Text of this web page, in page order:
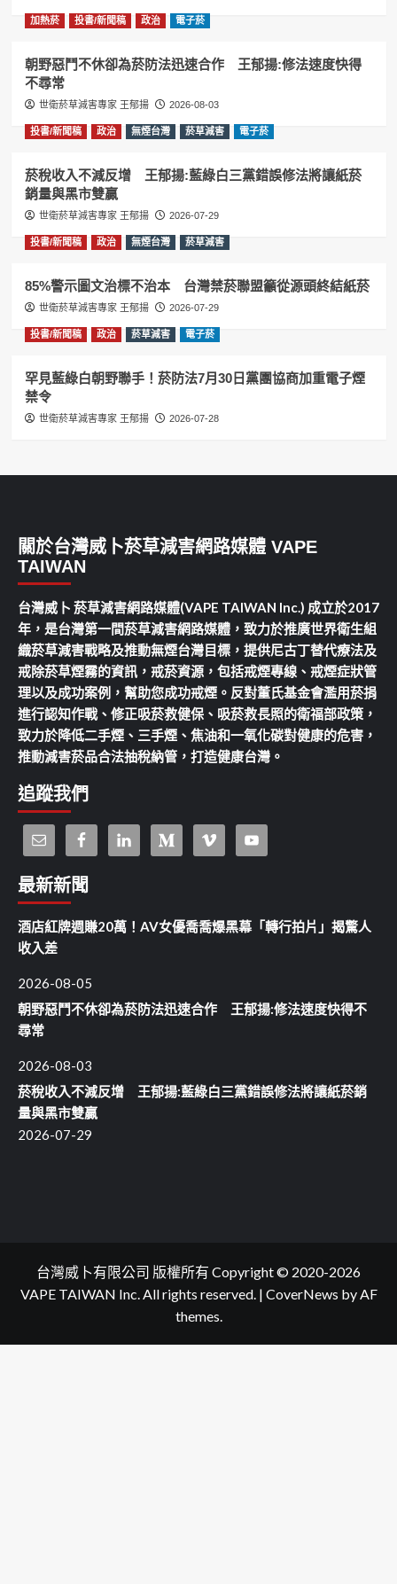
加熱菸 投書/新聞稿 政治 電子菸
朝野惡鬥不休卻為菸防法迅速合作 王郁揚:修法速度快得
不尋常
世衛菸草減害專家 王郁揚 2026-08-03
投書/新聞稿 政治 無煙台灣 菸草減害 電子菸
菸稅收入不減反增 王郁揚:藍綠白三黨錯誤修法將讓紙菸
銷量與黑市雙贏
世衛菸草減害專家 王郁揚 2026-07-29
投書/新聞稿 政治 無煙台灣 菸草減害
85%警示圖文治標不治本 台灣禁菸聯盟籲從源頭終結紙菸
世衛菸草減害專家 王郁揚 2026-07-29
投書/新聞稿 政治 菸草減害 電子菸
罕見藍綠白朝野聯手！菸防法7月30日黨團協商加重電子煙
禁令
世衛菸草減害專家 王郁揚 2026-07-28
關於台灣威卜菸草減害網路媒體 VAPE
TAIWAN
台灣威卜 菸草減害網路媒體(VAPE TAIWAN Inc.) 成立於2017
年，是台灣第一間菸草減害網路媒體，致力於推廣世界衛生組
織菸草減害戰略及推動無煙台灣目標，提供尼古丁替代療法及
戒除菸草煙霧的資訊，戒菸資源，包括戒煙專線、戒煙症狀管
理以及成功案例，幫助您成功戒煙。反對董氏基金會濫用菸捐
進行認知作戰、修正吸菸救健保、吸菸救長照的衛福部政策，
致力於降低二手煙、三手煙、焦油和一氧化碳對健康的危害，
推動減害菸品合法抽稅納管，打造健康台灣。
追蹤我們
最新新聞
酒店紅牌週賺20萬！AV女優喬喬爆黑幕「轉行拍片」揭驚人
收入差
2026-08-05
朝野惡鬥不休卻為菸防法迅速合作 王郁揚:修法速度快得不
尋常
2026-08-03
菸稅收入不減反增 王郁揚:藍綠白三黨錯誤修法將讓紙菸銷
量與黑市雙贏
2026-07-29
台灣威卜有限公司 版權所有 Copyright © 2020-2026
VAPE TAIWAN Inc. All rights reserved. | CoverNews by AF
themes.